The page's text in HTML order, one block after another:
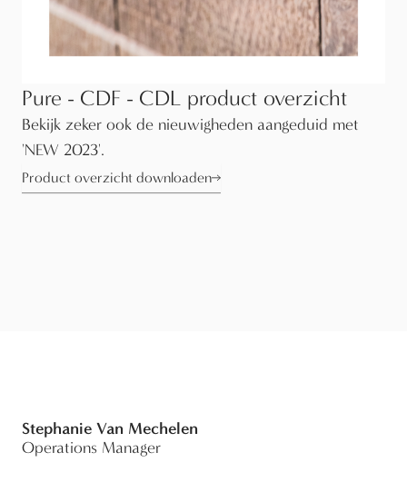
Pure - CDF - CDL product overzicht
Bekijk zeker ook de nieuwigheden aangeduid met
'NEW 2023'.
Product overzicht downloaden
Stephanie Van Mechelen
Operations Manager